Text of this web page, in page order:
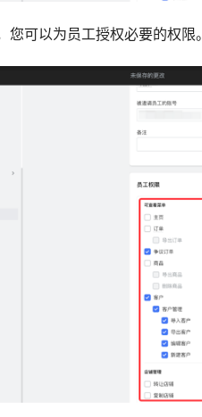
您可以为员工授权必要的权限。